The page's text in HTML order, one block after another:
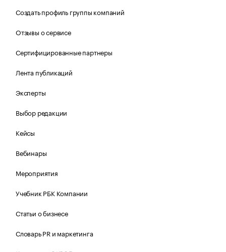
Создать профиль группы компаний
Отзывы о сервисе
Сертифицированные партнеры
Лента публикаций
Эксперты
Выбор редакции
Кейсы
Вебинары
Мероприятия
Учебник РБК Компании
Статьи о бизнесе
Словарь PR и маркетинга